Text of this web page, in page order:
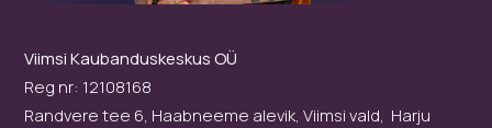
Viimsi Kaubanduskeskus OÜ
Reg nr: 12108168
Randvere tee 6, Haabneeme alevik, Viimsi vald, Harju